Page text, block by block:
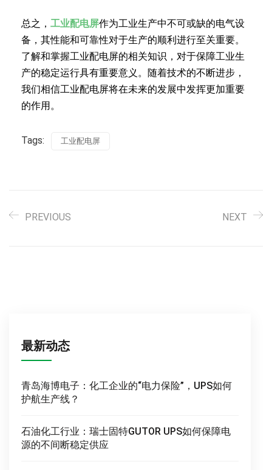
总之， 工业配电屏作为工业生产中不可或缺的电气设
备，其性能和可靠性对于生产的顺利进行至关重要。
了解和掌握工业配电屏的相关知识，对于保障工业生
产的稳定运行具有重要意义。随着技术的不断进步，
我们相信工业配电屏将在未来的发展中发挥更加重要
的作用。
Tags: 工业配电屏
PREVIOUS NEXT
最新动态
青岛海博电子：化工企业的“电力保险”，UPS如何
护航生产线？
石油化工行业：瑞士固特GUTOR UPS如何保障电
源的不间断稳定供应